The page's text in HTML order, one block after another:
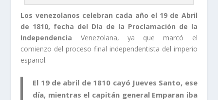
Los venezolanos celebran cada año el 19 de Abril
de 1810, fecha del Día de la Proclamación de la
Independencia Venezolana, ya que marcó el
comienzo del proceso final independentista del imperio
español.
El 19 de abril de 1810 cayó Jueves Santo, ese
día, mientras el capitán general Emparan iba